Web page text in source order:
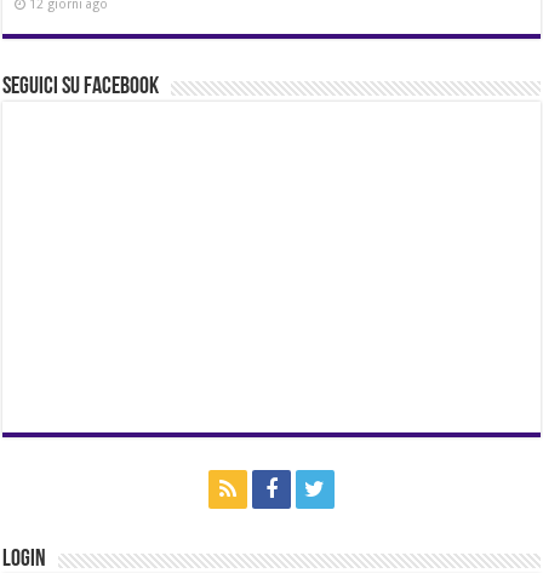
12 giorni ago
Seguici su Facebook
Login